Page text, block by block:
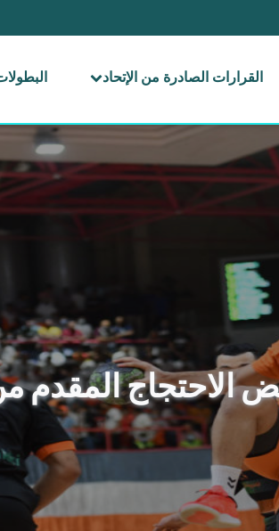
القرارات الصادرة من الإتحاد
المقدم